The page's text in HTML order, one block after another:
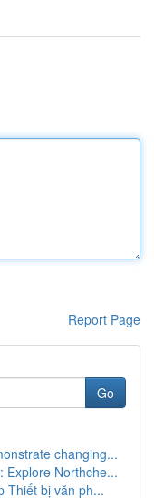
Report Page
Go
changing...
Explore Northche...
Thiết bị văn ph...